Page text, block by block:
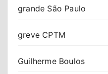
grande São Paulo
greve CPTM
Guilherme Boulos